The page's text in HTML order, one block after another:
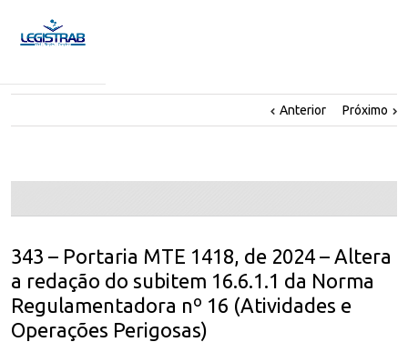
Anterior Próximo
343 – Portaria MTE 1418, de 2024 – Altera
a redação do subitem 16.6.1.1 da Norma
Regulamentadora nº 16 (Atividades e
Operações Perigosas)